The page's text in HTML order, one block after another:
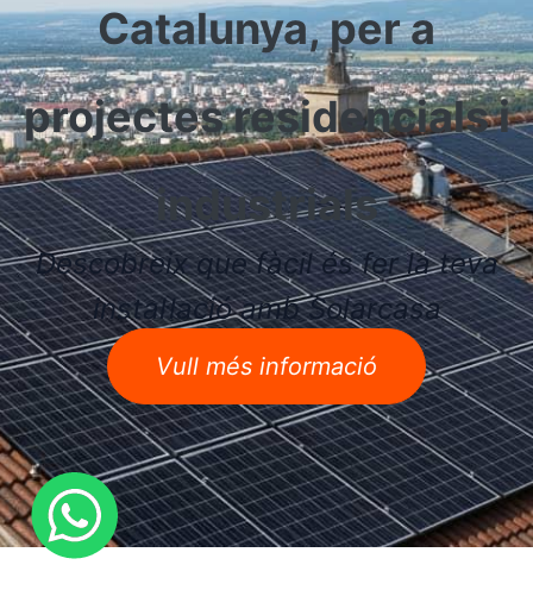
Catalunya, per a
projectes residencials i
industrials
Descobreix que fàcil és fer la teva
instal·lació amb Solarcasa
Vull més informació